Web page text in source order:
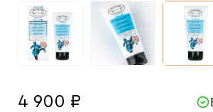
4 900 ₽